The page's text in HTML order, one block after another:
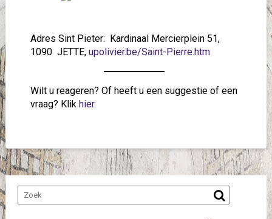
Adres Sint Pieter: Kardinaal Mercierplein 51,
1090 JETTE, upolivier.be/Saint-Pierre.htm
Wilt u reageren? Of heeft u een suggestie of een
vraag? Klik hier.